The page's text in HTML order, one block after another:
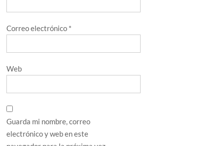
Correo electrónico *
Web
Guarda mi nombre, correo
electrónico y web en este